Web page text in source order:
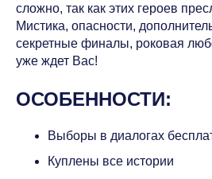
сложно, так как этих героев
Мистика, опасности,
секретные финалы, роковая
уже ждет Вас!
ОСОБЕННОСТИ:
Выборы в диалогах
Куплены все истории